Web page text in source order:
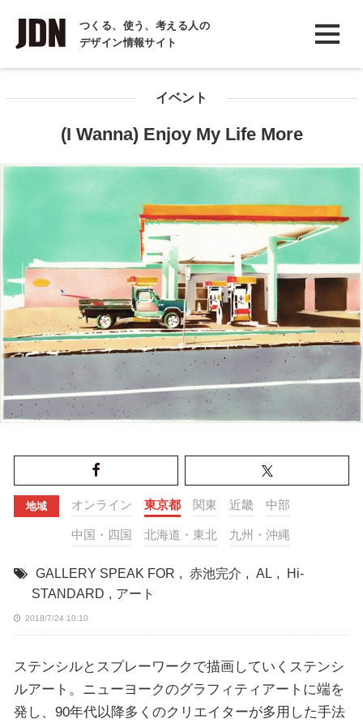
つくる、使う、考える人の
デザイン情報サイト
INTERVIEW
インタビュー
イベント
(I Wanna) Enjoy My Life More
地域 オンライン 東京都 関東 近畿 中部
中国・四国 北海道・東北 九州・沖縄
GALLERY SPEAK FOR , 赤池完介 , AL ,
Hi-
STANDARD , アート
2018/7/24 10:10
ステンシルとスプレーワークで描画していくステンシ
ルアート。ニューヨークのグラフィティアートに端を
発し、90年代以降多くのクリエイターが多用した手法